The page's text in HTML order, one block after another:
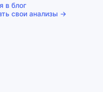
в блог
свои анализы →